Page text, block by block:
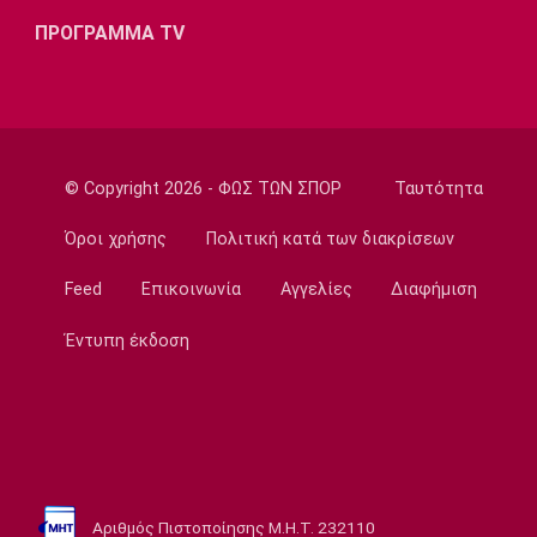
Ποδόσφαιρο - Ελλάδα
προσθήκη κάθε ομάδας
ΠΑΟΚ: Χειρουργήθηκε ο Μεϊτέ
A1 Γυναικών: To πλήρες πρόγραμμα του
ΠΡΟΓΡΑΜΜΑ TV
© Copyright 2026 - ΦΩΣ ΤΩΝ ΣΠΟΡ Ταυτότητα
Όροι χρήσης Πολιτική κατά των διακρίσεων
Feed Επικοινωνία Αγγελίες Διαφήμιση
Έντυπη έκδοση
Αριθμός Πιστοποίησης Μ.Η.Τ. 232110